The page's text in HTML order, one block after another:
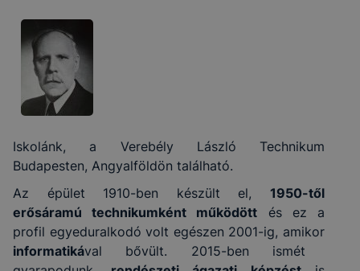
Iskolánk, a Verebély László Technikum
Budapesten, Angyalföldön található.
Az épület 1910-ben készült el, 1950-től
erősáramú technikumként működött és ez a
profil egyeduralkodó volt egészen 2001-ig, amikor
informatikával bővült. 2015-ben ismét